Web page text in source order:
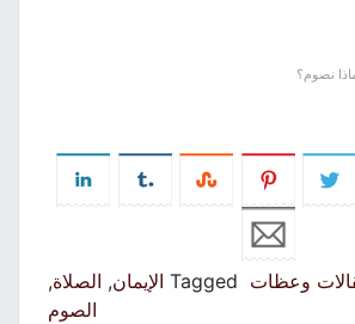
نصوم؟
وعظات Tagged الإيمان,الصلاة,
الصوم